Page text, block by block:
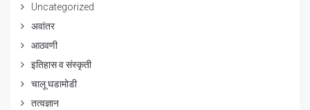
Uncategorized
अवांतर
आठवणी
इतिहास व संस्कृती
चालू घडामोडी
तत्वज्ञान